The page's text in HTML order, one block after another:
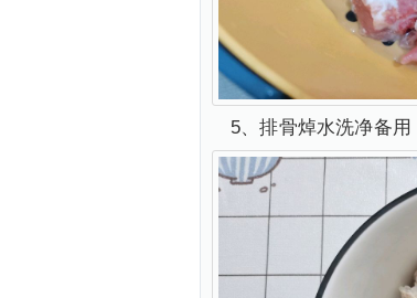
5、排骨焯水洗净备用